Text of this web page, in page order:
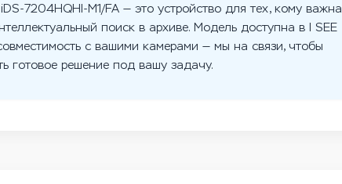
7204HQHI-M1/FA — это устройство для тех, кому важна
поиск в архиве. Модель доступна в I SEE
с вашими камерами — мы на связи, чтобы
готовое решение под вашу задачу.